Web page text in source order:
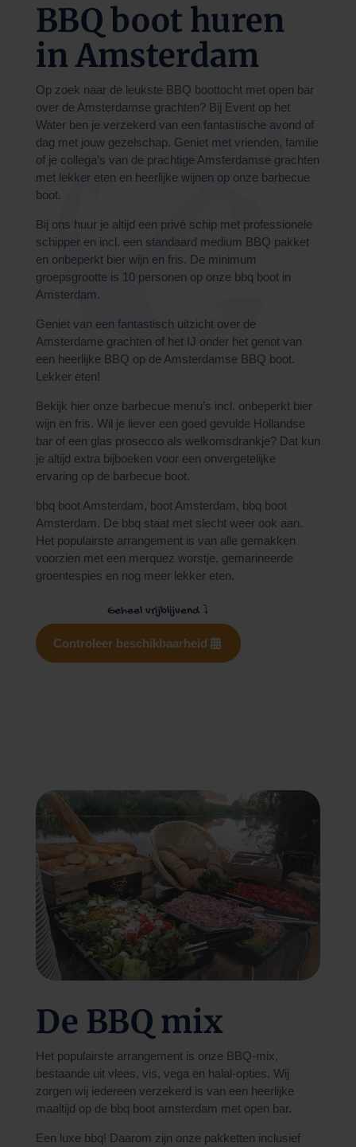
BBQ boot huren
in Amsterdam
Op zoek naar de leukste BBQ boottocht met open bar
over de Amsterdamse grachten? Bij Event op het
Water ben je verzekerd van een fantastische avond of
dag met jouw gezelschap. Geniet met vrienden, familie
of je collega’s van de prachtige Amsterdamse grachten
met lekker eten en heerlijke wijnen op onze barbecue
boot.
Bij ons huur je altijd een privé schip met professionele
schipper en incl. een standaard medium BBQ pakket
en onbeperkt bier wijn en fris. De minimum
groepsgrootte is 10 personen op onze bbq boot in
Amsterdam.
Geniet van een fantastisch uitzicht over de
Amsterdame grachten of het IJ onder het genot van
een heerlijke BBQ op de Amsterdamse BBQ boot.
Lekker eten!
Bekijk hier onze barbecue menu’s incl. onbeperkt bier
wijn en fris. Wil je liever een goed gevulde Hollandse
bar of een glas prosecco als welkomsdrankje? Dat kun
je altijd extra bijboeken voor een onvergetelijke
ervaring op de barbecue boot.
bbq boot Amsterdam, boot Amsterdam, bbq boot
Amsterdam. De bbq staat met slecht weer ook aan.
Het populairste arrangement is van alle gemakken
voorzien met een merquez worstje, gemarineerde
groentespies en nog meer lekker eten.
Geheel vrijblijvend ⤵
Controleer beschikbaarheid
De BBQ mix
Het populairste arrangement is onze BBQ-mix,
bestaande uit vlees, vis, vega en halal-opties. Wij
zorgen wij iedereen verzekerd is van een heerlijke
maaltijd op de bbq boot amsterdam met open bar.
Een luxe bbq! Daarom zijn onze pakketten inclusief